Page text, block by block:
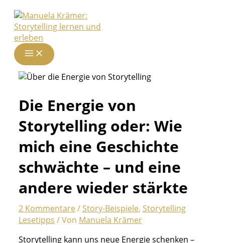
Zum
Inhalt
springen
Die Energie von
Storytelling oder: Wie
mich eine Geschichte
schwächte – und eine
andere wieder stärkte
2 Kommentare/Story-Beispiele, Storytelling
Lesetipps / Von Manuela Krämer
Storytelling kann uns neue Energie schenken –